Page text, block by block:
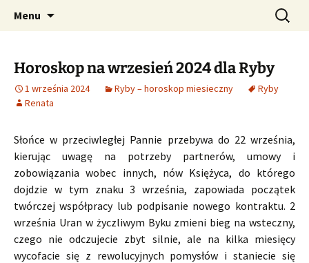
CzaroMarowy horoskop
dzienny, miesięczny i
tygodniowy
Profesjonalne przepowiednie astrologiczne
Menu Szukaj:
Horoskop na wrzesień 2024 dla Ryby
1 września 2024 Ryby – horoskop miesieczny
Ryby
Renata
Słońce w przeciwległej Pannie przebywa do 22 września,
kierując uwagę na potrzeby partnerów, umowy i
zobowiązania wobec innych, nów Księżyca, do którego
dojdzie w tym znaku 3 września, zapowiada początek
twórczej współpracy lub podpisanie nowego kontraktu. 2
września Uran w życzliwym Byku zmieni bieg na wsteczny,
czego nie odczujecie zbyt silnie, ale na kilka miesięcy
wycofacie się z rewolucyjnych pomysłów i staniecie się